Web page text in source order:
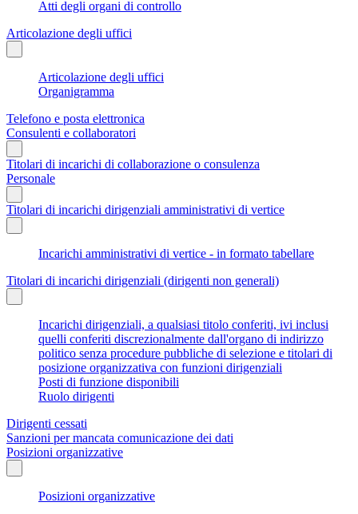
Atti degli organi di controllo
Articolazione degli uffici
Articolazione degli uffici
Organigramma
Telefono e posta elettronica
Consulenti e collaboratori
Titolari di incarichi di collaborazione o consulenza
Personale
Titolari di incarichi dirigenziali amministrativi di vertice
Incarichi amministrativi di vertice - in formato tabellare
Titolari di incarichi dirigenziali (dirigenti non generali)
Incarichi dirigenziali, a qualsiasi titolo conferiti, ivi inclusi
quelli conferiti discrezionalmente dall'organo di indirizzo
politico senza procedure pubbliche di selezione e titolari di
posizione organizzativa con funzioni dirigenziali
Posti di funzione disponibili
Ruolo dirigenti
Dirigenti cessati
Sanzioni per mancata comunicazione dei dati
Posizioni organizzative
Posizioni organizzative